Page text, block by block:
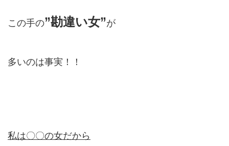
この手の”勘違い女”が
多いのは事実！！
私は〇〇の女だから